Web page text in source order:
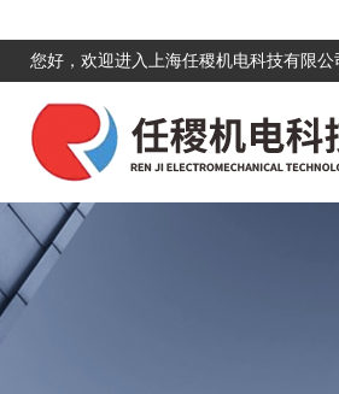
您好，欢迎进入上海任稷机电科技有限公